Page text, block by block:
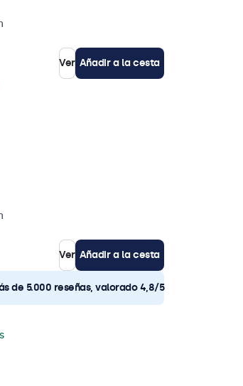
Ver Añadir a la cesta
Ver Añadir a la cesta
de 5.000 reseñas, valorado 4,8/5